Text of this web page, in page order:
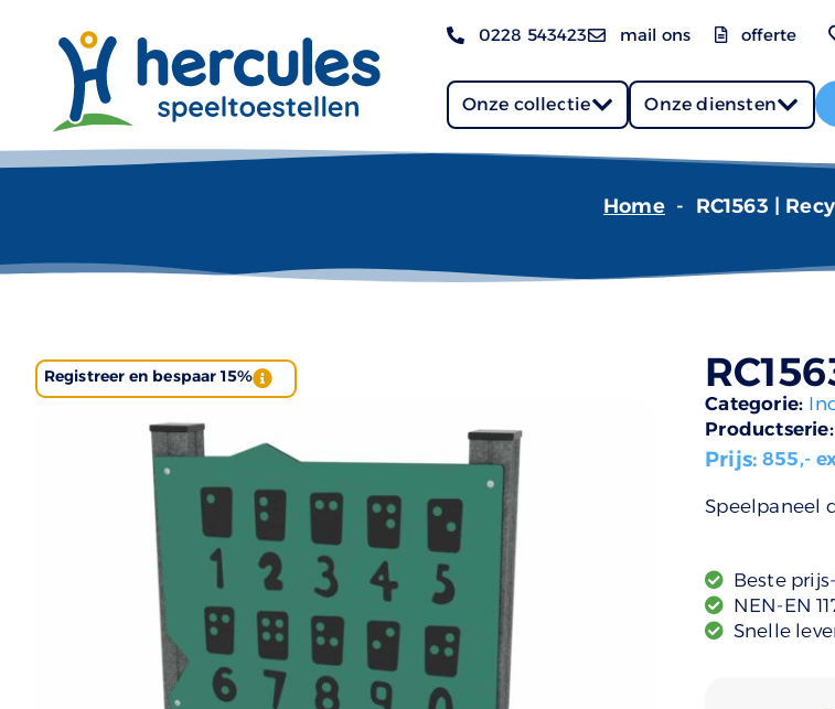
0228 543423 mail ons offerte
Onze collectie Onze diensten
Home - RC1563 |
Registreer en bespaar 15%
Categorie:
Productserie:
Prijs:855,-
Speelpaneel
Beste
NEN-EN
Snelle